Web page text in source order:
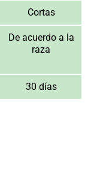
Cortas
De acuerdo a la
raza
30 días